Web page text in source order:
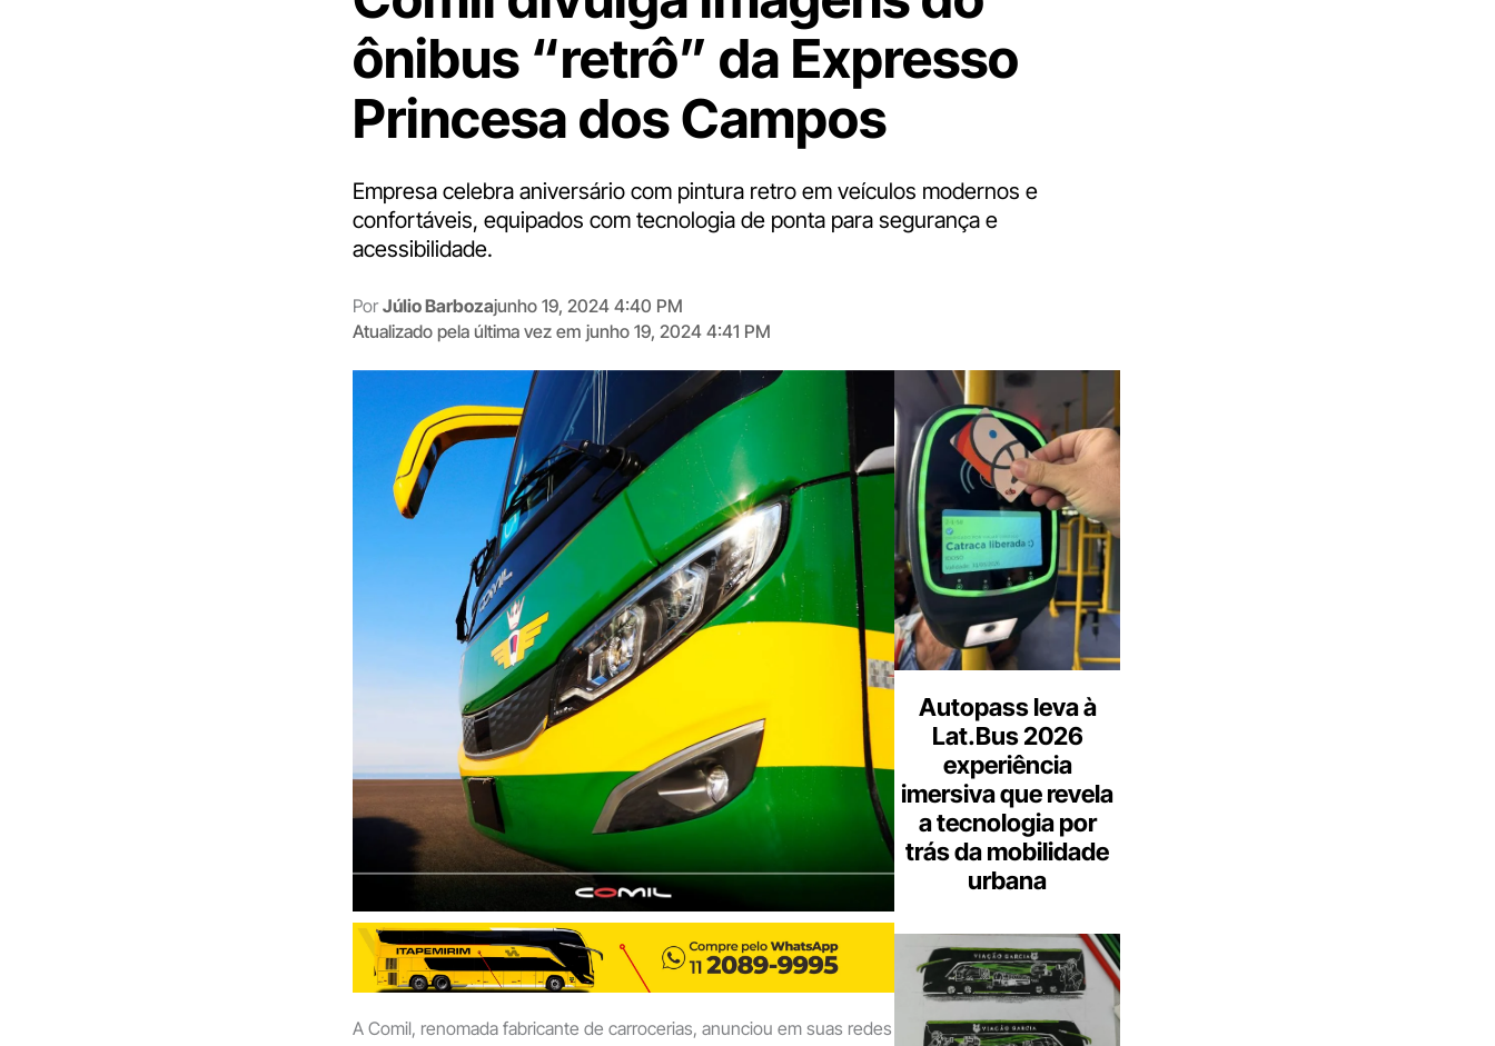
ônibus “retrô” da Expresso
Princesa dos Campos
Empresa celebra aniversário com pintura retro em veículos modernos e
confortáveis, equipados com tecnologia de ponta para segurança e
acessibilidade.
Por Júlio Barbozajunho 19, 2024 4:40 PM
Atualizado pela última vez em junho 19, 2024 4:41 PM
A Comil, renomada fabricante de carrocerias, anunciou em suas redes
Autopass leva à
Lat.Bus 2026
experiência
imersiva que revela
a tecnologia por
trás da mobilidade
urbana
Digite
aqui
o
seu
e-
mail